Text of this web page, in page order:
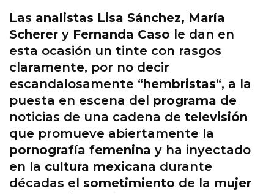
Las analistas Lisa Sánchez, María
Scherer y Fernanda Caso le dan en
esta ocasión un tinte con rasgos
claramente, por no decir
escandalosamente “hembristas“, a la
puesta en escena del programa de
noticias de una cadena de televisión
que promueve abiertamente la
pornografía femenina y ha inyectado
en la cultura mexicana durante
décadas el sometimiento de la mujer